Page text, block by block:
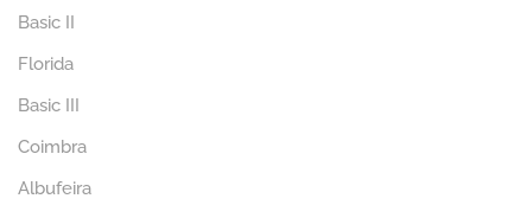
Basic II
Florida
Basic III
Coimbra
Albufeira